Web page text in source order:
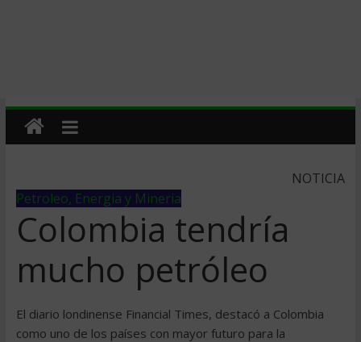
NOTICIA
Petroleo, Energia y Mineria
Colombia tendrí­a
mucho petróleo
El diario londinense Financial Times, destacó a Colombia
como uno de los paí­ses con mayor futuro para la